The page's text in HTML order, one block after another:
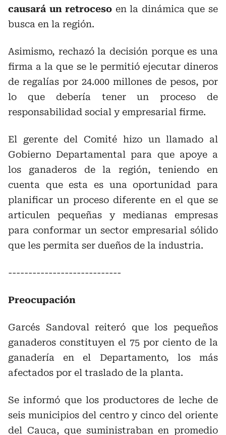
causará un retroceso en la dinámica que se
busca en la región.
Asimismo, rechazó la decisión porque es una
firma a la que se le permitió ejecutar dineros
de regalías por 24.000 millones de pesos, por
lo que debería tener un proceso de
responsabilidad social y empresarial firme.
El gerente del Comité hizo un llamado al
Gobierno Departamental para que apoye a
los ganaderos de la región, teniendo en
cuenta que esta es una oportunidad para
planificar un proceso diferente en el que se
articulen pequeñas y medianas empresas
para conformar un sector empresarial sólido
que les permita ser dueños de la industria.
----------------------------
Preocupación
Garcés Sandoval reiteró que los pequeños
ganaderos constituyen el 75 por ciento de la
ganadería en el Departamento, los más
afectados por el traslado de la planta.
Se informó que los productores de leche de
seis municipios del centro y cinco del oriente
del Cauca, que suministraban en promedio